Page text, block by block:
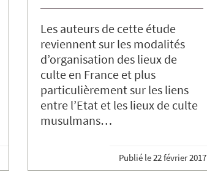
Les auteurs de cette étude
reviennent sur les modalités
d’organisation des lieux de
culte en France et plus
particulièrement sur les liens
entre l’Etat et les lieux de culte
musulmans…
Publié le22 février 2017